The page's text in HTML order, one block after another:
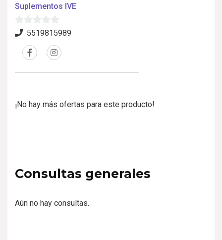
Suplementos IVE
5519815989
¡No hay más ofertas para este producto!
Consultas generales
Aún no hay consultas.